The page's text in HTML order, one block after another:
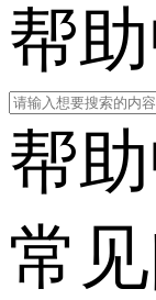
帮
帮
常